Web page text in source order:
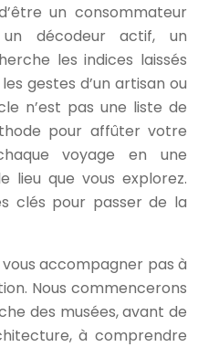
un consommateur
décodeur actif, un
les indices laissés
gestes d’un artisan ou
n’est pas une liste de
pour affûter votre
voyage en une
lieu que vous explorez.
clés pour passer de la
accompagner pas à
Nous commencerons
des musées, avant de
à comprendre